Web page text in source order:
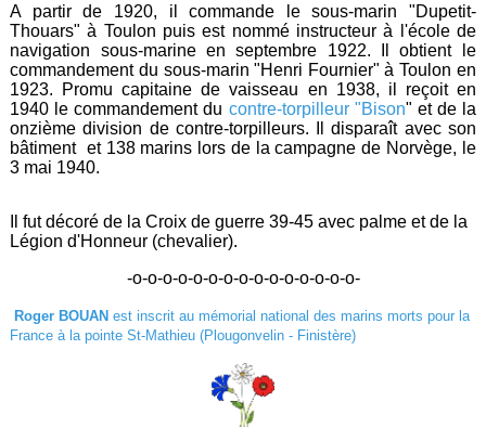
A partir de 1920, il commande le sous-marin "Dupetit-
Thouars" à Toulon puis est nommé instructeur à l'école de
navigation sous-marine en septembre 1922. Il obtient le
commandement du sous-marin "Henri Fournier" à Toulon en
1923. Promu capitaine de vaisseau en 1938, il reçoit en
1940 le commandement du contre-torpilleur "Bison" et de la
onzième division de contre-torpilleurs. Il disparaît avec son
bâtiment et 138 marins lors de la campagne de Norvège, le
3 mai 1940.
Il fut décoré de la Croix de guerre 39-45 avec palme et de la
Légion d'Honneur (chevalier).
-o-o-o-o-o-o-o-o-o-o-o-o-o-o-o-
Roger BOUAN est inscrit au mémorial national des marins morts pour la
France à la pointe St-Mathieu (Plougonvelin - Finistère)